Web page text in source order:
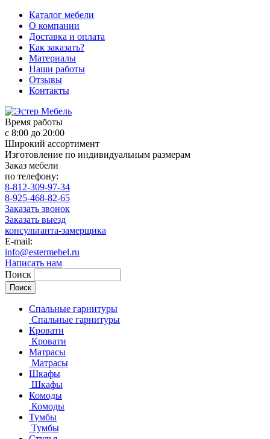
Каталог мебели
О компании
Доставка и оплата
Как заказать?
Материалы
Наши работы
Отзывы
Контакты
Время работы
с 8:00 до 20:00
Широкий ассортимент
Изготовление по индивидуальным размерам
Заказ мебели
по телефону:
8-812-309-97-34
8-925-468-82-65
Заказать звонок
Заказать выезд
консультанта-замерщика
E-mail:
info@estermebel.ru
Написать нам
Поиск
Спальные гарнитуры
Спальные гарнитуры
Кровати
Кровати
Матрасы
Матрасы
Шкафы
Шкафы
Комоды
Комоды
Тумбы
Тумбы